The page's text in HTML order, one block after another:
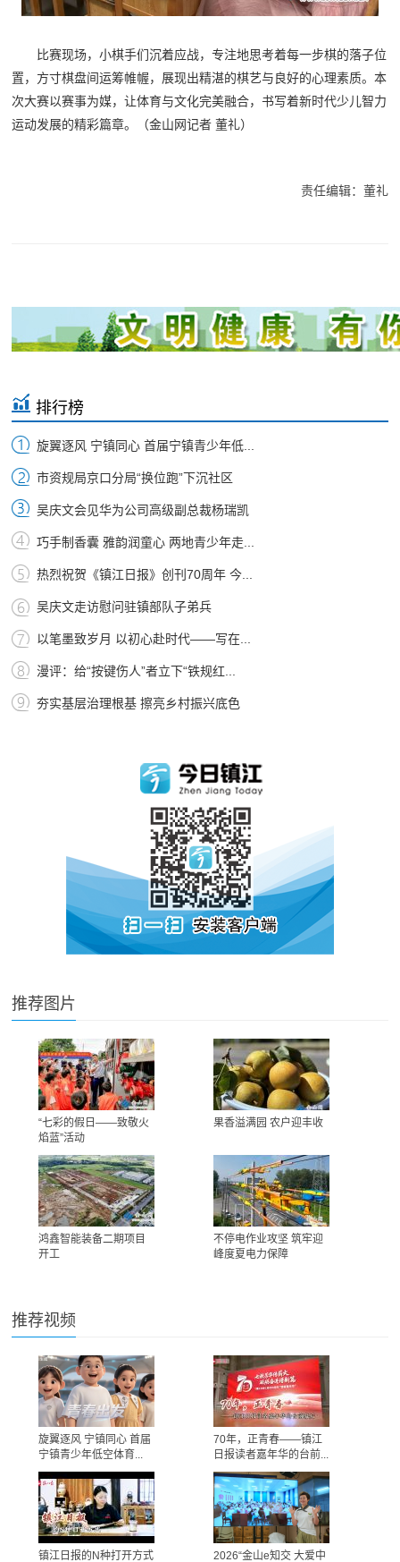
比赛现场，小棋手们沉着应战，专注地思考着每一步棋的落子位
置，方寸棋盘间运筹帷幄，展现出精湛的棋艺与良好的心理素质。本
次大赛以赛事为媒，让体育与文化完美融合，书写着新时代少儿智力
运动发展的精彩篇章。（金山网记者 董礼）
责任编辑：董礼
排行榜
旋翼逐风 宁镇同心 首届宁镇青少年低...
市资规局京口分局“换位跑”下沉社区
吴庆文会见华为公司高级副总裁杨瑞凯
巧手制香囊 雅韵润童心 两地青少年走...
热烈祝贺《镇江日报》创刊70周年 今...
吴庆文走访慰问驻镇部队子弟兵
以笔墨致岁月 以初心赴时代——写在...
漫评：给“按键伤人”者立下“铁规红...
夯实基层治理根基 擦亮乡村振兴底色
推荐图片
“七彩的假日——致敬火
焰蓝”活动
果香溢满园 农户迎丰收
鸿鑫智能装备二期项目
开工
不停电作业攻坚 筑牢迎
峰度夏电力保障
推荐视频
旋翼逐风 宁镇同心 首届
宁镇青少年低空体育...
70年，正青春——镇江
日报读者嘉年华的台前...
镇江日报的N种打开方式 2026“金山e知交 大爱中